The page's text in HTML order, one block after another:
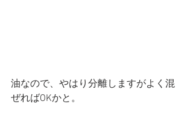
油なので、やはり分離しますがよく混
ぜればOKかと。